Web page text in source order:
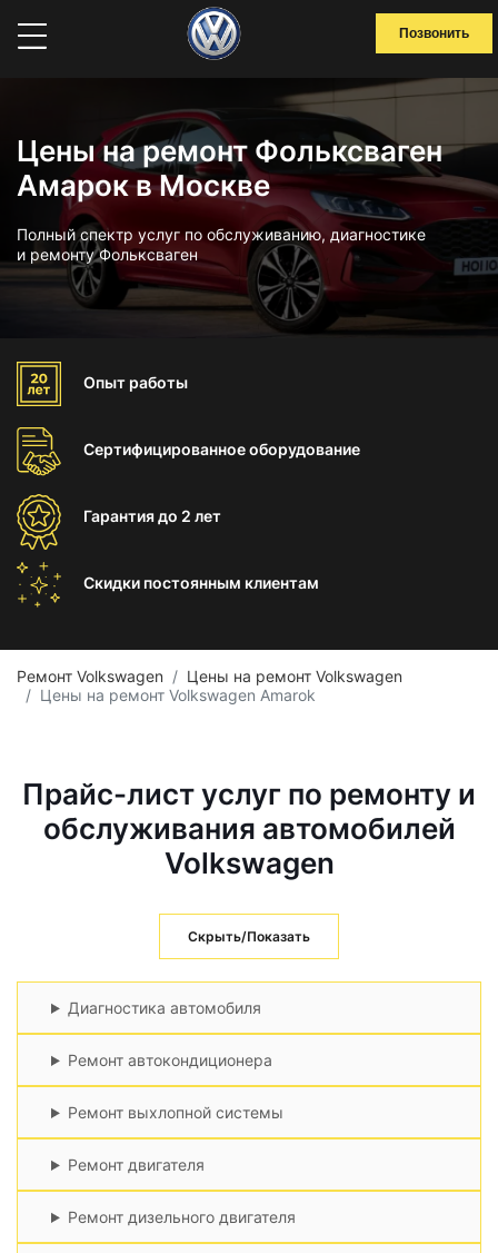
Позвонить
Цены на ремонт Фольксваген
Амарок в Москве
Полный спектр услуг по обслуживанию, диагностике
и ремонту Фольксваген
Опыт работы
Сертифицированноеоборудование
Гарантиядо 2 лет
Скидки постоянным клиентам
Ремонт Volkswagen
Цены на ремонт Volkswagen
Цены на ремонт Volkswagen Amarok
Прайс-лист услуг по ремонту и
обслуживания автомобилей
Volkswagen
Скрыть/Показать
Диагностика автомобиля
Ремонт автокондиционера
Ремонт выхлопной системы
Ремонт двигателя
Ремонт дизельного двигателя